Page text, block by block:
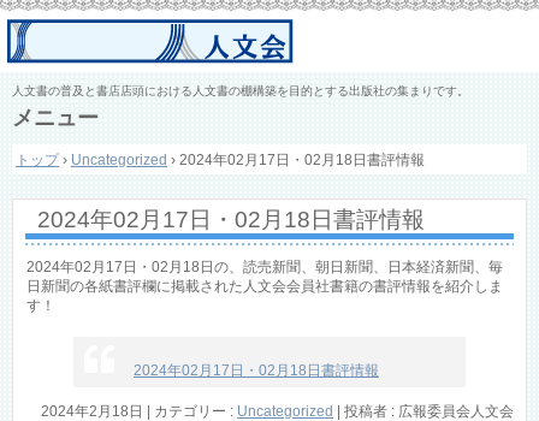
人文書の普及と書店店頭における人文書の棚構築を目的とする出版社の集まりです。
メニュー
ン
ン
へ
トップ › Uncategorized › 2024年02月17日・02月18日書評情報
2024年02月17日・02月18日書評情報
2024年02月17日・02月18日の、読売新聞、朝日新聞、日本経済新聞、毎
日新聞の各紙書評欄に掲載された人文会会員社書籍の書評情報を紹介しま
す！
2024年02月17日・02月18日書評情報
2024年2月18日 | カテゴリー : Uncategorized | 投稿者 : 広報委員会人文会